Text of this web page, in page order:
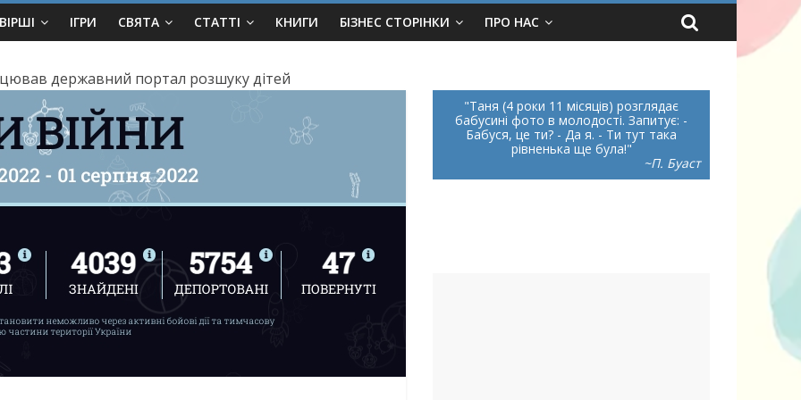
ВІРШІ ІГРИ СВЯТА СТАТТІ КНИГИ БІЗНЕС СТОРІНКИ ПРО НАС
державний портал розшуку дітей
Таня (4 роки 11 місяців) розглядає
бабусині фото в молодості. Запитує: -
Бабуся, це ти? - Да я. - Ти тут така
рівненька ще була!
~П. Буаст